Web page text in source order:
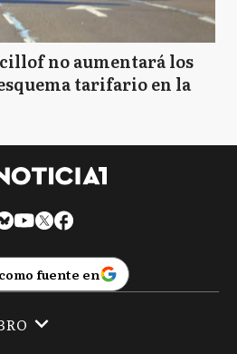
no aumentará los
tarifario en la
fuente en